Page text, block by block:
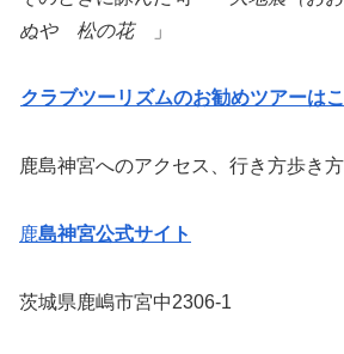
ぬや 松の花」
クラブツーリズムのお勧めツアーはこ
鹿島神宮へのアクセス、行き方歩き方
鹿島神宮公式サイト
茨城県鹿嶋市宮中2306-1